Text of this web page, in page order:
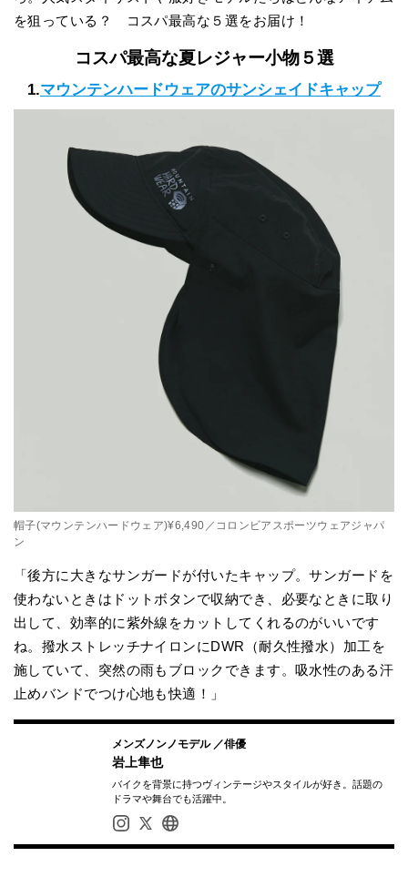
を狙っている？ コスパ最高な５選をお届け！
コスパ最高な夏レジャー小物５選
1.マウンテンハードウェアのサンシェイドキャップ
帽子(マウンテンハードウェア)¥6,490／コロンビアスポーツウェアジャパ
ン
「後方に大きなサンガードが付いたキャップ。サンガードを
使わないときはドットボタンで収納でき、必要なときに取り
出して、効率的に紫外線をカットしてくれるのがいいです
ね。撥水ストレッチナイロンにDWR（耐久性撥水）加工を
施していて、突然の雨もブロックできます。吸水性のある汗
止めバンドでつけ心地も快適！」
メンズノンノモデル ／俳優
岩上隼也
バイクを背景に持つヴィンテージやスタイルが好き。話題の
ドラマや舞台でも活躍中。